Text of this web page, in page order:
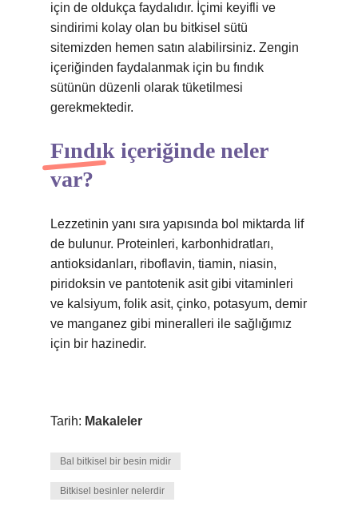
için de oldukça faydalıdır. İçimi keyifli ve
sindirimi kolay olan bu bitkisel sütü
sitemizden hemen satın alabilirsiniz. Zengin
içeriğinden faydalanmak için bu fındık
sütünün düzenli olarak tüketilmesi
gerekmektedir.
Fındık içeriğinde neler
var?
Lezzetinin yanı sıra yapısında bol miktarda lif
de bulunur. Proteinleri, karbonhidratları,
antioksidanları, riboflavin, tiamin, niasin,
piridoksin ve pantotenik asit gibi vitaminleri
ve kalsiyum, folik asit, çinko, potasyum, demir
ve manganez gibi mineralleri ile sağlığımız
için bir hazinedir.
Tarih: Makaleler
Bal bitkisel bir besin midir
Bitkisel besinler nelerdir